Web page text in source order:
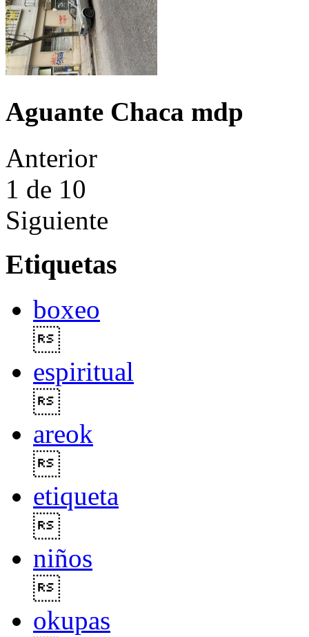
Aguante Chaca mdp
Anterior
1 de 10
Siguiente
Etiquetas
boxeo
espiritual
areok
etiqueta
niños
okupas